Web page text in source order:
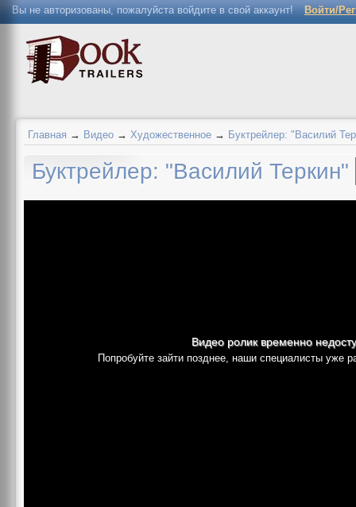
Вы не авторизованы, пожалуйста войдите в свой аккаунт! Войти/
Главная → Видео → Художественное → Буктрейлер: "Василий
Буктрейлер: "Василий Теркин"
Видео ролик временно
Попробуйте зайти позднее, наши специалисты уже